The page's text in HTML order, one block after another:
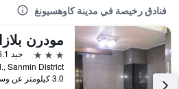
فنادق رخيصة في مدينة كاوهسيونغ
3 نجوم
جيد 6.1
3.0 كيلومتر عن وسط المدينة